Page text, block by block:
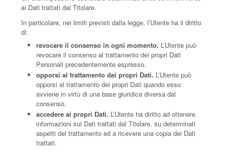
ai Dati trattati dal Titolare.
In particolare, nei limiti previsti dalla legge, l’Utente ha il diritto
di:
revocare il consenso in ogni momento. L’Utente può
revocare il consenso al trattamento dei propri Dati
Personali precedentemente espresso.
opporsi al trattamento dei propri Dati. L’Utente può
opporsi al trattamento dei propri Dati quando esso
avviene in virtù di una base giuridica diversa dal
consenso.
accedere ai propri Dati. L’Utente ha diritto ad ottenere
informazioni sui Dati trattati dal Titolare, su determinati
aspetti del trattamento ed a ricevere una copia dei Dati
trattati.